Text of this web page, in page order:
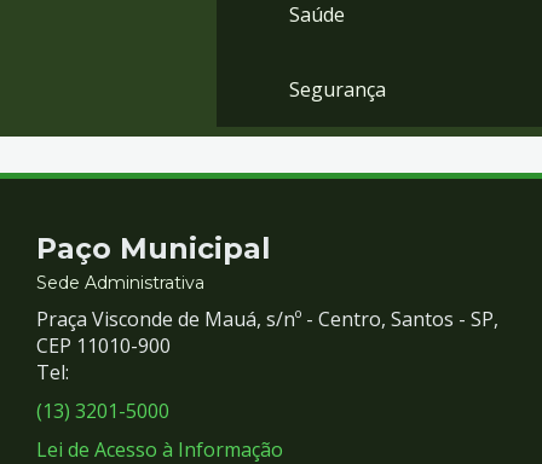
Saúde
Segurança
Contato
e
Redes
Sociais
Paço Municipal
Sede Administrativa
Praça Visconde de Mauá, s/nº - Centro, Santos - SP,
CEP 11010-900
Tel:
(13) 3201-5000
Lei de Acesso à Informação